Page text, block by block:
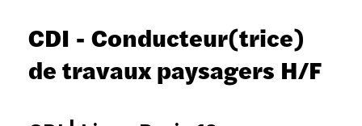
CDI - Conducteur(trice)
de travaux paysagers H/F